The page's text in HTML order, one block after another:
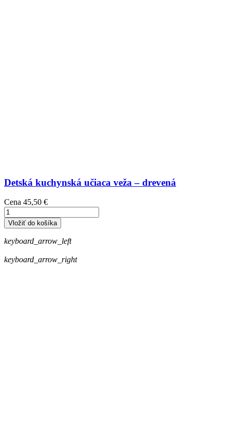
Detská kuchynská učiaca veža – drevená
Cena 45,50 €
Vložiť do košíka
keyboard_arrow_left
keyboard_arrow_right